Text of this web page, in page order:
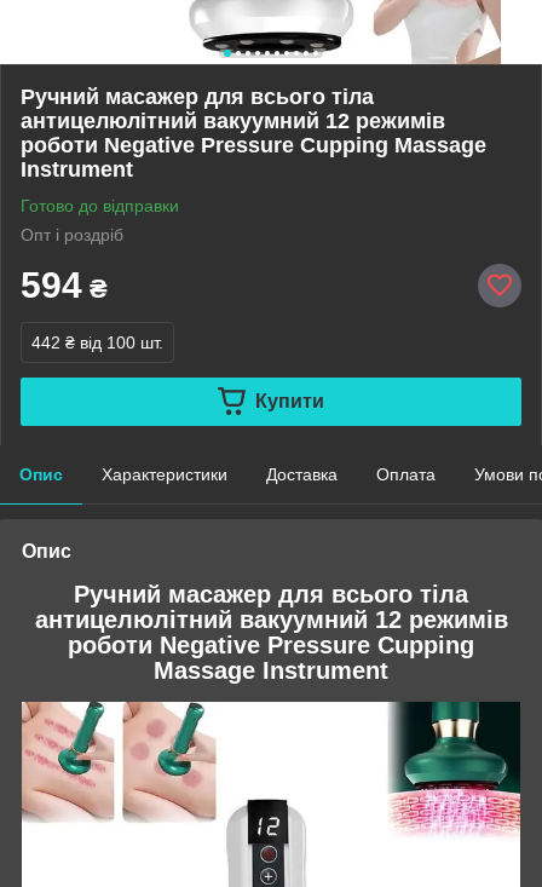
Ручний масажер для всього тіла
антицелюлітний вакуумний 12 режимів
роботи Negative Pressure Cupping Massage
Instrument
Готово до відправки
Опт і роздріб
594 ₴
442 ₴ від 100 шт.
Купити
Опис Характеристики Доставка Оплата Умови
Опис
Ручний масажер для всього тіла
антицелюлітний вакуумний 12 режимів
роботи Negative Pressure Cupping
Massage Instrument